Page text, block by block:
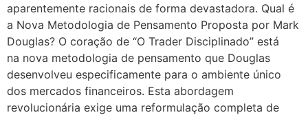
aparentemente racionais de forma devastadora. Qual é
a Nova Metodologia de Pensamento Proposta por Mark
Douglas? O coração de “O Trader Disciplinado” está
na nova metodologia de pensamento que Douglas
desenvolveu especificamente para o ambiente único
dos mercados financeiros. Esta abordagem
revolucionária exige uma reformulação completa de